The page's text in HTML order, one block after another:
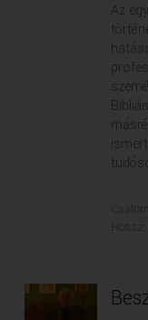
Az